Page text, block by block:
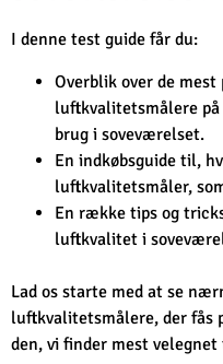
I denne test guide får du:
Overblik over de
luftkvalitetsmålere
brug i soveværelset.
En indkøbsguide til,
luftkvalitetsmåler,
En række tips og
luftkvalitet i
Lad os starte med at se
luftkvalitetsmålere, der fås
den, vi finder mest